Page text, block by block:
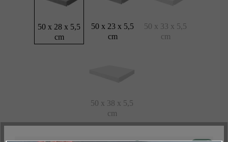
50 x 28 x 5,5
cm
50 x 23 x 5,5
cm
50 x 33 x 5,5
cm
50 x 38 x 5,5
cm